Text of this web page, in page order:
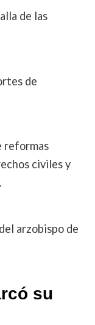
de las
de
reformas
civiles y
arzobispo de
su